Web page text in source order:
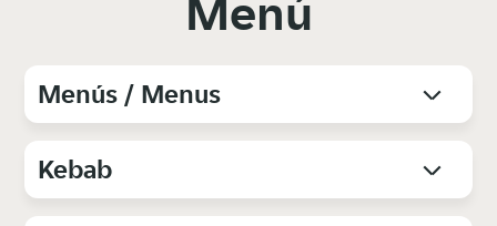
Menú
Menús / Menus
Kebab